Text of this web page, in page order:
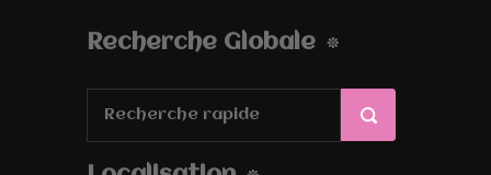
Recherche Globale